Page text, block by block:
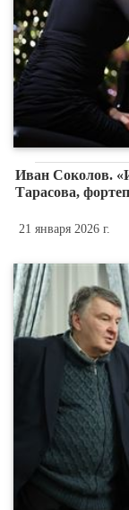
Иван Соколов.
Тарасова,
21 января 2026 г.